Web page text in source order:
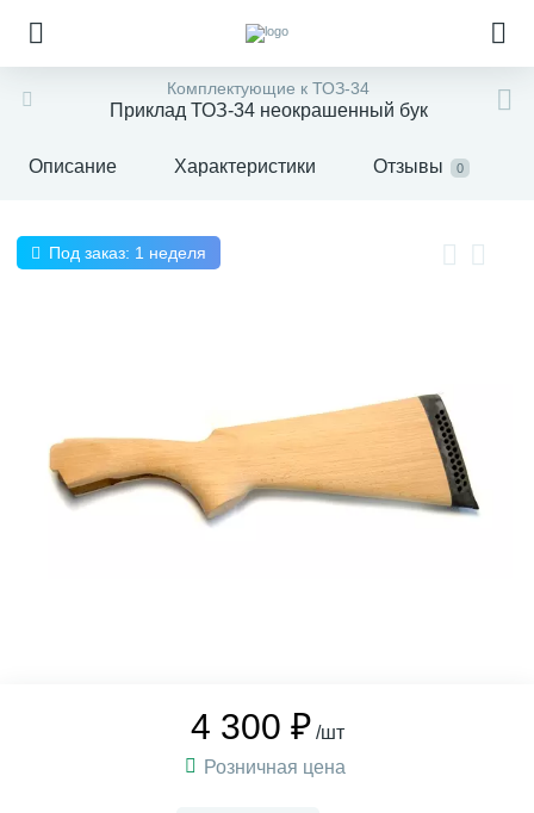
Комплектующие к ТОЗ-34
Приклад ТОЗ-34 неокрашенный бук
Описание Характеристики Отзывы 0
Под заказ: 1 неделя
4 300 ₽ /шт
Розничная цена